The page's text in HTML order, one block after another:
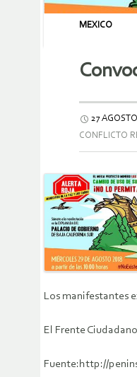
MEXICO
27
CONFLICTO
Los manifestantes
El Frente
Fuente:http://